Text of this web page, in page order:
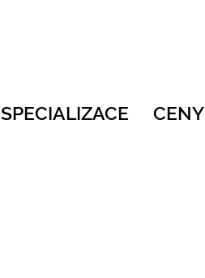
SPECIALIZACE CENY